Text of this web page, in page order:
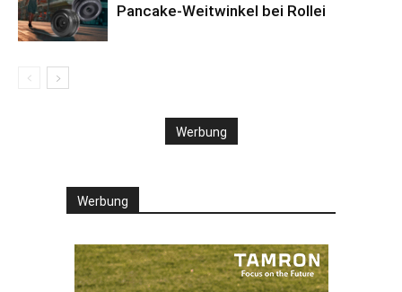
Pancake-Weitwinkel bei Rollei
Werbung
Werbung